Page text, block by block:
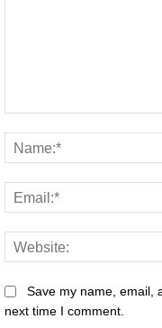
Save my name, email,
next time I comment.